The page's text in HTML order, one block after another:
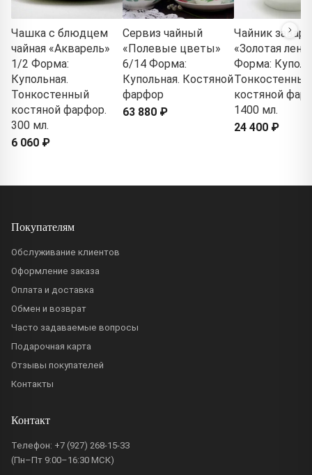
Чашка с блюдцем
чайная «Акварель»
1/2 Форма:
Купольная.
Тонкостенный
костяной фарфор.
300 мл.
6 060 ₽
Сервиз чайный
«Полевые цветы»
6/14 Форма:
Купольная. Костяной
фарфор
63 880 ₽
Чайник
«Золотая
Форма:
Тонкостенный
костяной
1400 мл.
24 400 ₽
Покупателям
Обслуживание клиентов
Оформление заказа
Оплата и доставка
Обмен и возврат
Часто задаваемые вопросы
Подарочная карта
Отзывы покупателей
Контакты
Контакт
Телефон: +7 (927) 268-15-33
(Пн–Пт 9:00–16:30 МСК)